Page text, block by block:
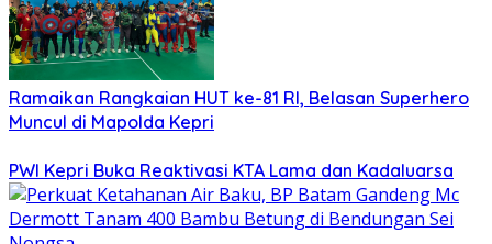
Ramaikan Rangkaian HUT ke-81 RI, Belasan Superhero
Muncul di Mapolda Kepri
PWI Kepri Buka Reaktivasi KTA Lama dan Kadaluarsa